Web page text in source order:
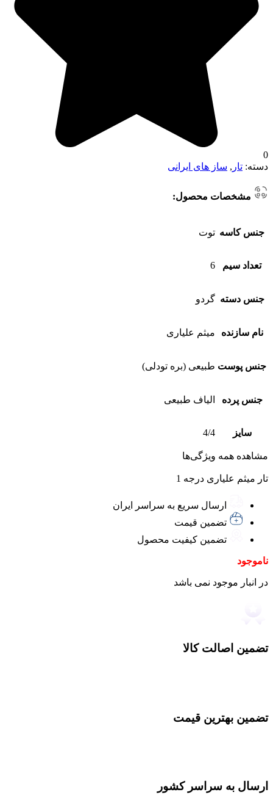
0
دسته: تار , ساز های ایرانی
مشخصات محصول:
جنس کاسه توت
تعداد سیم 6
جنس دسته گردو
نام سازنده میثم علیاری
جنس پوست طبیعی (بره تودلی)
جنس پرده الیاف طبیعی
سایز 4/4
مشاهده همه ویژگی‌ها
تار میثم علیاری درجه 1
ارسال سریع به سراسر ایران
تضمین قیمت
تضمین کیفیت محصول
ناموجود
در انبار موجود نمی باشد
تضمین اصالت کالا
تضمین بهترین قیمت
ارسال به سراسر کشور